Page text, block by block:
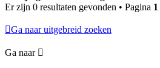
Er zijn 0 resultaten gevonden • Pagina 1
Ga naar uitgebreid zoeken
Ga naar